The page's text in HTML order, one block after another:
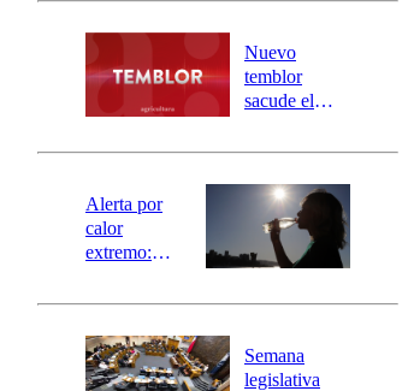
río Damas:
activa
mensajería
SAE
Nuevo
temblor
sacude el
revisa la
epicentro
Alerta por
calor
extremo:
activa Alerta
Preventiva en
tres comunas
Semana
legislativa